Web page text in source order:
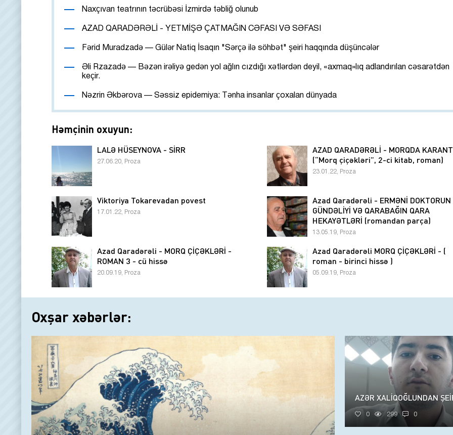
Naxçıvan teatrının təcrübəsi İzmirdə təbliğ olunub
AZAD QARADƏRƏLİ - YETMİŞƏ ÇATMAĞIN CƏFASI VƏ SƏFASI
Fərid Muradzadə — Gülər Natiq İsaqın "Sərçə ilə söhbət" şeiri haqqında düşüncələr
Əli Rzazadə — Bəzən irəliyə gedən yol ağlın cızdığı xətlərdən deyil, «axmaq»lıq adlandırılan cəsarətdən
keçir.
Nəzrin Əkbərova — Səssiz epidemiya: Tənha insanlar çoxalan dünyada
Həmçinin oxuyun:
LALƏ HÜSEYNOVA - SİRR
27.06.20, Proza
AZAD QARADƏRƏLİ - MORQDA
(“Morq çiçəkləri”, 2-ci kitab, roman)
23.01.22, Proza
Viktoriya Tokarevadan povest
17.01.22, Proza
Azad Qaradərəli - ERMƏNİ DOKTORUN
GÜNDƏLİYİ VƏ QARABAĞIN QARA
HEKAYƏTLƏRİ (romandan parça)
13.05.19, Proza
Azad Qaradərəli - MORQ ÇİÇƏKLƏRİ -
ROMAN 3 - cü hissə
20.09.19, Proza
Azad Qaradərəli MORQ ÇİÇƏKLƏRİ - (
roman - birinci hissə )
05.09.19, Proza
Oxşar xəbərlər:
AZƏR XALİQOĞLUNDAN
0 299 0